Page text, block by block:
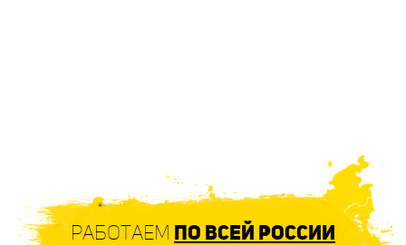
Работаем по всей России